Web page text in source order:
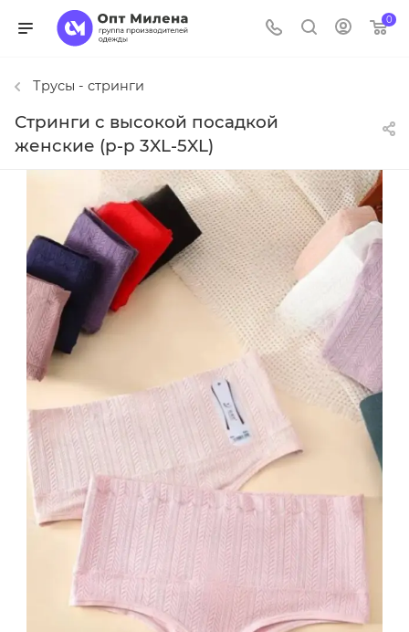
0
Трусы - стринги
Стринги с высокой посадкой
женские (р-р 3XL-5XL)